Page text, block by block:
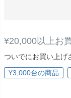
¥20,000以上お
ついでにお買い上げ
¥3,000台の商品